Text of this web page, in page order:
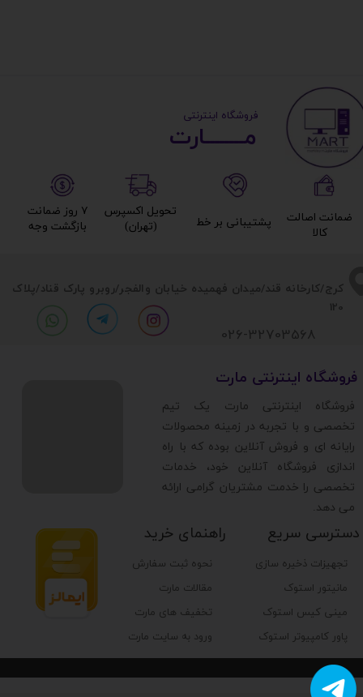
​​کرج/کارخانه قند/میدان فهمیده خیابان والفجر/روبرو پارک قناد/پلاک
120
تجهیزات ذخیره سازی
مانیتور استوک
مینی کیس استوک
پاور کامپیوتر استوک
دسترسی سریع راهنمای خرید
نحوه ثبت سفارش
مقالات مارت
تخفیف های مارت
ورود به سایت مارت
​فروشگاه اینترنتی مارت
​فروشگاه اینترنتی مارت یک تیم
تخصصی و با تجربه در زمینه محصولات
رایانه ای و فروش آنلاین بوده که با راه
اندازی فروشگاه آنلاین خود، خدمات
تخصصی را خدمت مشتریان گرامی ارائه
می دهد.
026-32703568
مــــــــارت​​​​​​
​ ​فروشگاه اینترنتی
۷ روز ضمانت
بازگشت وجه​​​​​​​
تحویل اکسپرس
(تهران)​​​​​​​
پشتیبانی بر خط​​​​​​​
ضمانت اصالت
کالا​​​​​​​